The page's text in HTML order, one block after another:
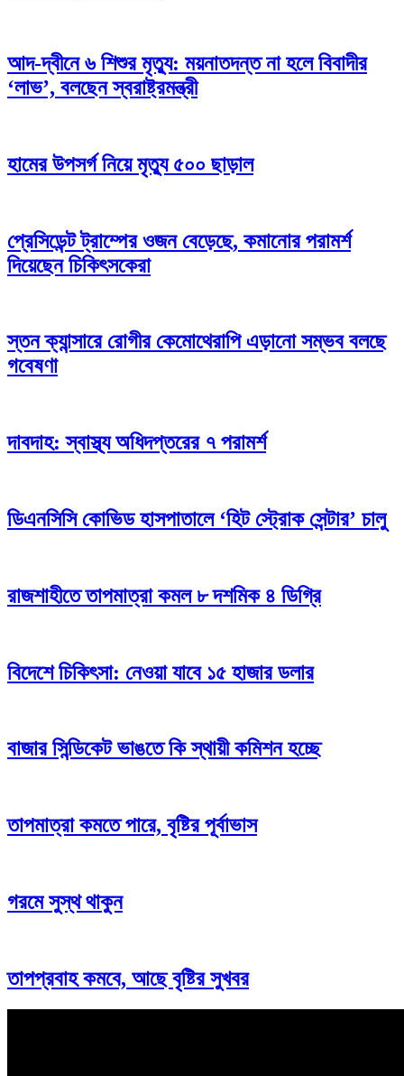
আদ-দ্বীনে ৬ শিশুর মৃত্যু: ময়নাতদন্ত না হলে বিবাদীর
‘লাভ’, বলছেন স্বরাষ্ট্রমন্ত্রী
হামের উপসর্গ নিয়ে মৃত্যু ৫০০ ছাড়াল
প্রেসিডেন্ট ট্রাম্পের ওজন বেড়েছে, কমানোর পরামর্শ
দিয়েছেন চিকিৎসকেরা
স্তন ক্যান্সারে রোগীর কেমোথেরাপি এড়ানো সম্ভব বলছে
গবেষণা
দাবদাহ: স্বাস্থ্য অধিদপ্তরের ৭ পরামর্শ
ডিএনসিসি কোভিড হাসপাতালে ‘হিট স্ট্রোক সেন্টার’ চালু
রাজশাহীতে তাপমাত্রা কমল ৮ দশমিক ৪ ডিগ্রি
বিদেশে চিকিৎসা: নেওয়া যাবে ১৫ হাজার ডলার
বাজার সিন্ডিকেট ভাঙতে কি স্থায়ী কমিশন হচ্ছে
তাপমাত্রা কমতে পারে, বৃষ্টির পূর্বাভাস
গরমে সুস্থ থাকুন
তাপপ্রবাহ কমবে, আছে বৃষ্টির সুখবর